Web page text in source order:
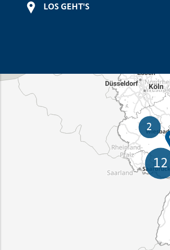
LOS GEHT'S